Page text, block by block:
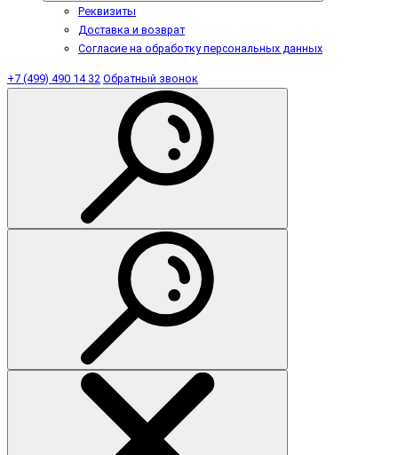
Реквизиты
Доставка и возврат
Согласие на обработку персональных данных
+7 (499) 490 14 32 Обратный звонок